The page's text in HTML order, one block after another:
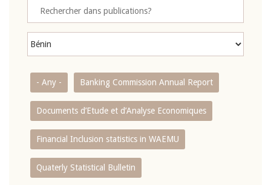
- Any - Banking Commission Annual Report
Documents d’Etude et d’Analyse Economiques
Financial Inclusion statistics in WAEMU
Quaterly Statistical Bulletin